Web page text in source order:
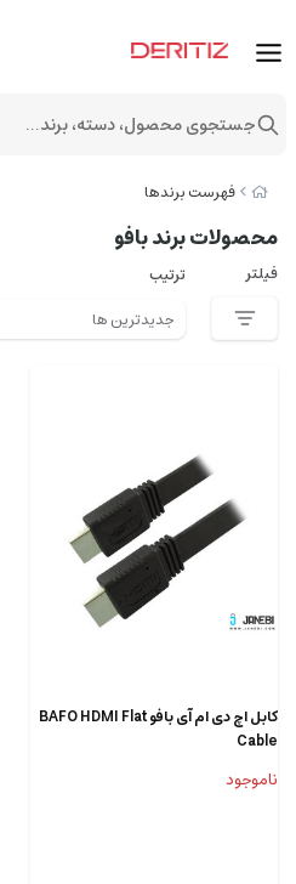
فهرست برندها
محصولات برند بافو
فیلتر ترتیب
کابل اچ دی ام آی بافو BAFO HDMI Flat
Cable
ناموجود
جستجوی محصول، دسته، برند...